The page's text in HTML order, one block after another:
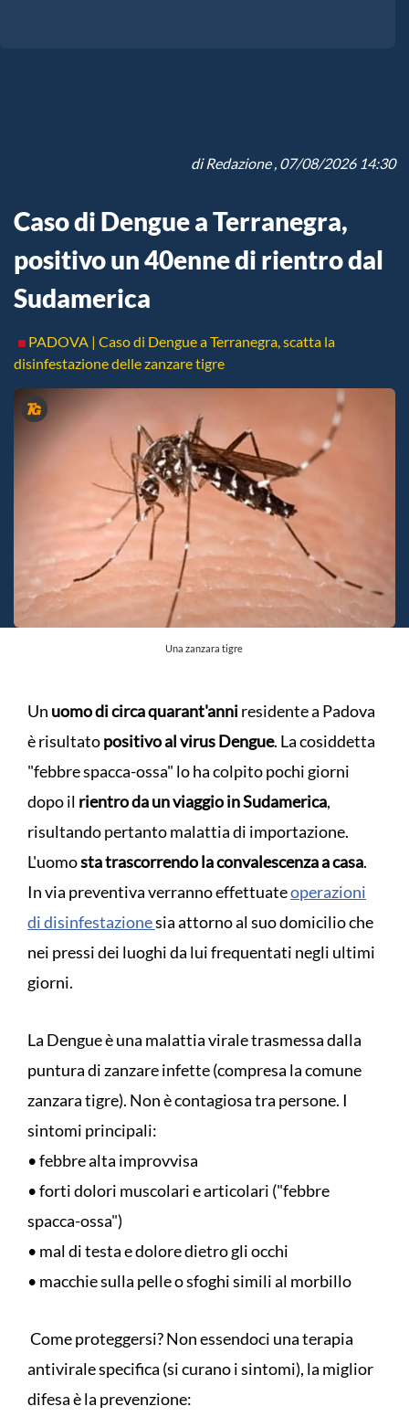
diRedazione, 07/08/2026 14:30
Caso di Dengue a Terranegra,
positivo un 40enne di rientro dal
Sudamerica
PADOVA | Caso di Dengue a Terranegra, scatta la
disinfestazione delle zanzare tigre
Una zanzara tigre
Un uomo di circa quarant'anniresidente a Padova
è risultatopositivo al virus Dengue. La cosiddetta
"febbre spacca-ossa" lo ha colpito pochi giorni
dopo il rientro da un viaggio in Sudamerica,
risultando pertanto malattia di importazione.
L'uomosta trascorrendo la convalescenza a casa.
In via preventiva verranno effettuateoperazioni
di disinfestazionesia attorno al suo domicilio che
nei pressi dei luoghi da lui frequentati negli ultimi
giorni.
La Dengue è una malattia virale trasmessa dalla
puntura di zanzare infette (compresa la comune
zanzara tigre). Non è contagiosa tra persone. I
sintomi principali:
• febbre alta improvvisa
• forti dolori muscolari e articolari ("febbre
spacca-ossa")
• mal di testa e dolore dietro gli occhi
• macchie sulla pelle o sfoghi simili al morbillo
Come proteggersi? Non essendoci una terapia
antivirale specifica (si curano i sintomi), la miglior
difesa è la prevenzione: